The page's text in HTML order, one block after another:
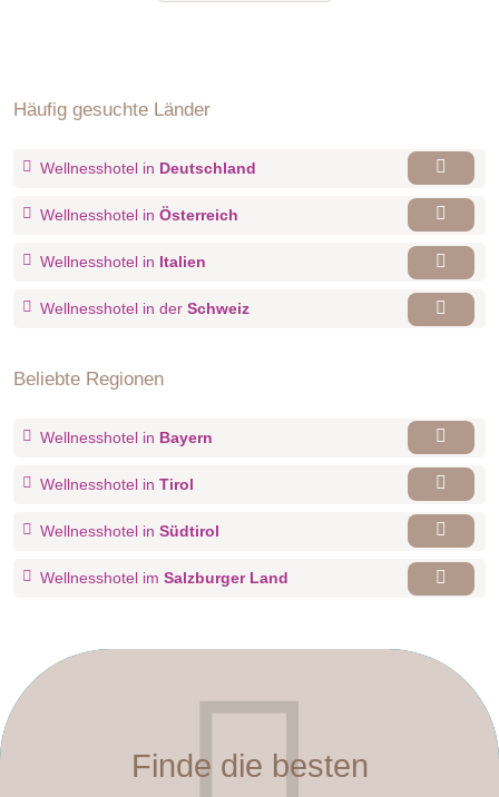
Häufig gesuchte Länder
Wellnesshotel in Deutschland
Wellnesshotel in Österreich
Wellnesshotel in Italien
Wellnesshotel in der Schweiz
Beliebte Regionen
Wellnesshotel in Bayern
Wellnesshotel in Tirol
Wellnesshotel in Südtirol
Wellnesshotel im Salzburger Land
Finde die besten